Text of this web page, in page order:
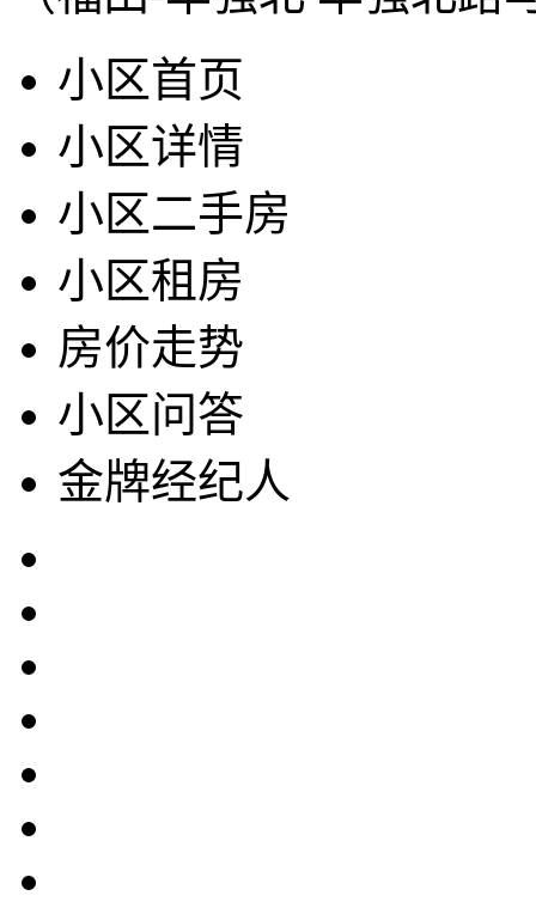
小区首页
小区详情
小区二手房
小区租房
房价走势
小区问答
金牌经纪人